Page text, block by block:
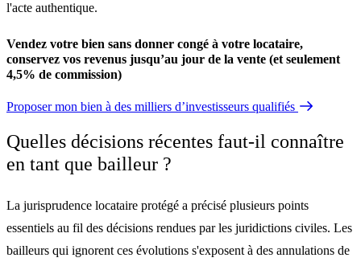
l'acte authentique.
Vendez votre bien sans donner congé à votre locataire,
conservez vos revenus jusqu’au jour de la vente (et seulement
4,5% de commission)
Proposer mon bien à des milliers d’investisseurs qualifiés
Quelles décisions récentes faut-il connaître
en tant que bailleur ?
La jurisprudence locataire protégé a précisé plusieurs points
essentiels au fil des décisions rendues par les juridictions civiles. Les
bailleurs qui ignorent ces évolutions s'exposent à des annulations de